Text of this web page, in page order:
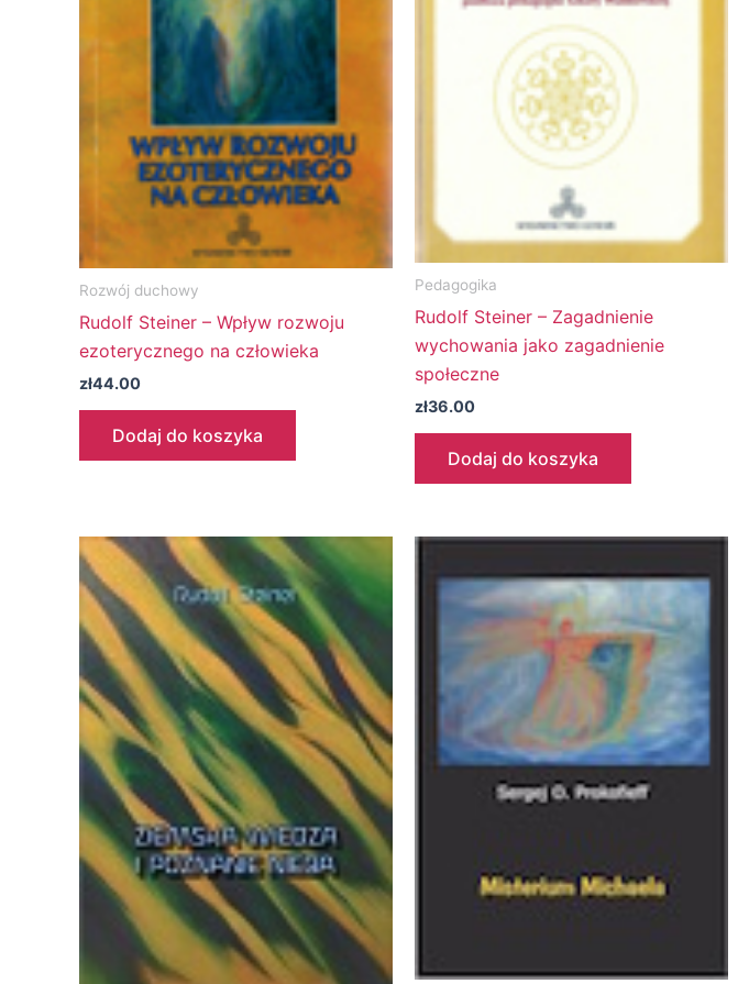
Rozwój duchowy
Rudolf Steiner – Wpływ rozwoju
ezoterycznego na człowieka
zł44.00
Dodaj do koszyka
Pedagogika
Rudolf Steiner – Zagadnienie
wychowania jako zagadnienie
społeczne
zł36.00
Dodaj do koszyka